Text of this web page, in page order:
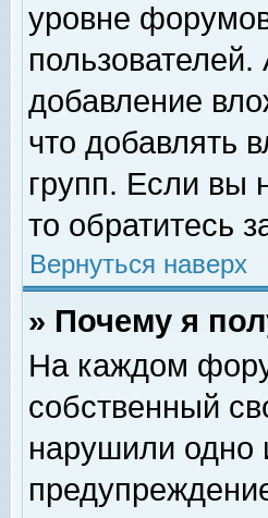
уровне
добавление
что добавлять
групп. Если вы
то обратитесь
Вернуться наверх
» Почему я
На каждом
собственный
нарушили одно